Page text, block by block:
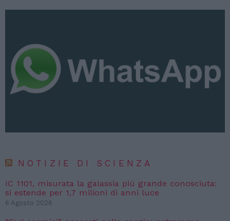
NOTIZIE DI SCIENZA
IC 1101, misurata la galassia più grande conosciuta:
si estende per 1,7 milioni di anni luce
6 Agosto 2026